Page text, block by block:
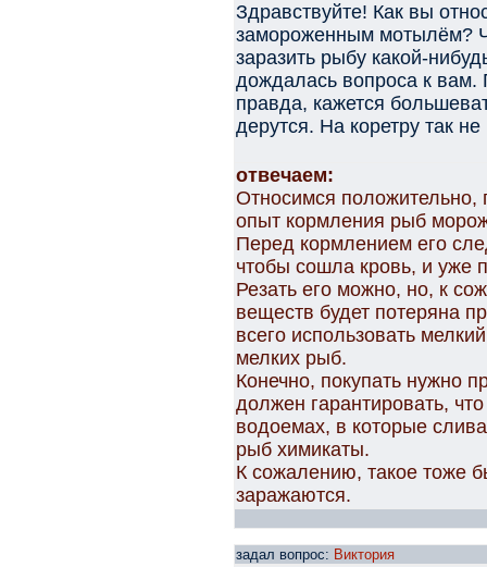
Здравствуйте! Как вы
замороженным мотылём?
заразить рыбу какой-
дождалась вопроса к вам.
правда, кажется
дерутся. На коретру так
отвечаем:
Относимся положительно,
опыт кормления рыб
Перед кормлением его
чтобы сошла кровь, и уже
Резать его можно, но, к
веществ будет потеряна
всего использовать
мелких рыб.
Конечно, покупать нужно
должен гарантировать,
водоемах, в которые
рыб химикаты.
К сожалению, такое тоже
заражаются.
задал вопрос: Виктория